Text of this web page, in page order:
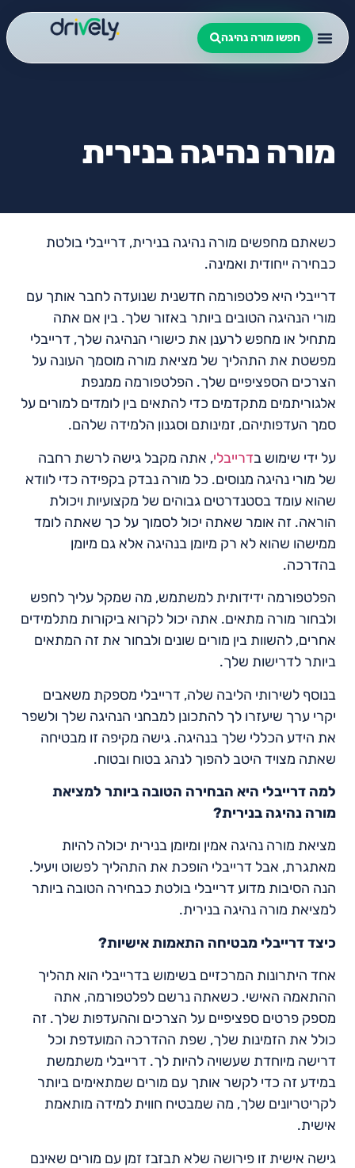
חפשו מורה נהיגה
מורה נהיגה בנירית
כשאתם מחפשים מורה נהיגה בנירית, דרייבלי בולטת
כבחירה ייחודית ואמינה.
דרייבלי היא פלטפורמה חדשנית שנועדה לחבר אותך עם
מורי הנהיגה הטובים ביותר באזור שלך. בין אם אתה
מתחיל או מחפש לרענן את כישורי הנהיגה שלך, דרייבלי
מפשטת את התהליך של מציאת מורה מוסמך העונה על
הצרכים הספציפיים שלך. הפלטפורמה ממנפת
אלגוריתמים מתקדמים כדי להתאים בין לומדים למורים על
סמך העדפותיהם, זמינותם וסגנון הלמידה שלהם.
על ידי שימוש בדרייבלי, אתה מקבל גישה לרשת רחבה
של מורי נהיגה מנוסים. כל מורה נבדק בקפידה כדי לוודא
שהוא עומד בסטנדרטים גבוהים של מקצועיות ויכולת
הוראה. זה אומר שאתה יכול לסמוך על כך שאתה לומד
ממישהו שהוא לא רק מיומן בנהיגה אלא גם מיומן
בהדרכה.
הפלטפורמה ידידותית למשתמש, מה שמקל עליך לחפש
ולבחור מורה מתאים. אתה יכול לקרוא ביקורות מתלמידים
אחרים, להשוות בין מורים שונים ולבחור את זה המתאים
ביותר לדרישות שלך.
בנוסף לשירותי הליבה שלה, דרייבלי מספקת משאבים
יקרי ערך שיעזרו לך להתכונן למבחני הנהיגה שלך ולשפר
את הידע הכללי שלך בנהיגה. גישה מקיפה זו מבטיחה
שאתה מצויד היטב להפוך לנהג בטוח ובטוח.
למה דרייבלי היא הבחירה הטובה ביותר למציאת
מורה נהיגה בנירית?
מציאת מורה נהיגה אמין ומיומן בנירית יכולה להיות
מאתגרת, אבל דרייבלי הופכת את התהליך לפשוט ויעיל.
הנה הסיבות מדוע דרייבלי בולטת כבחירה הטובה ביותר
למציאת מורה נהיגה בנירית.
כיצד דרייבלי מבטיחה התאמות אישיות?
אחד היתרונות המרכזיים בשימוש בדרייבלי הוא תהליך
ההתאמה האישי. כשאתה נרשם לפלטפורמה, אתה
מספק פרטים ספציפיים על הצרכים וההעדפות שלך. זה
כולל את הזמינות שלך, שפת ההדרכה המועדפת וכל
דרישה מיוחדת שעשויה להיות לך. דרייבלי משתמשת
במידע זה כדי לקשר אותך עם מורים שמתאימים ביותר
לקריטריונים שלך, מה שמבטיח חווית למידה מותאמת
אישית.
גישה אישית זו פירושה שלא תבזבז זמן עם מורים שאינם